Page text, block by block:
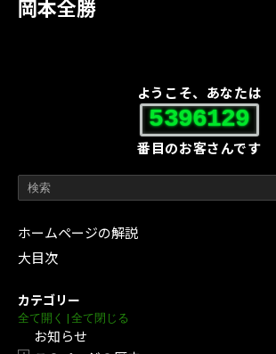
岡本全勝
ようこそ、あなたは
5396129
番目のお客さんです
ホームページの解説
大目次
カテゴリー
全て開く | 全て閉じる
お知らせ